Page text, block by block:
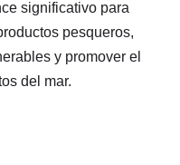
significativo para
pesqueros,
y promover el
del mar.